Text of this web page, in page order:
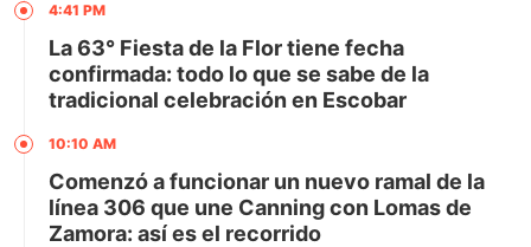
4:41 PM
La 63° Fiesta de la Flor tiene fecha
confirmada: todo lo que se sabe de la
tradicional celebración en Escobar
10:10 AM
Comenzó a funcionar un nuevo ramal de la
línea 306 que une Canning con Lomas de
Zamora: así es el recorrido